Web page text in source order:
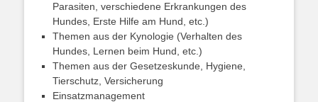
Parasiten, verschiedene Erkrankungen des
Hundes, Erste Hilfe am Hund, etc.)
Themen aus der Kynologie (Verhalten des
Hundes, Lernen beim Hund, etc.)
Themen aus der Gesetzeskunde, Hygiene,
Tierschutz, Versicherung
Einsatzmanagement